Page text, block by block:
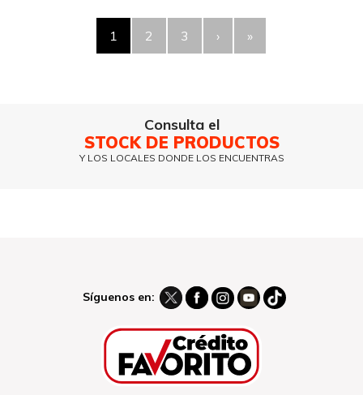
1 2 3 › »
Consulta el
STOCK DE PRODUCTOS
Y LOS LOCALES DONDE LOS ENCUENTRAS
Síguenos en: